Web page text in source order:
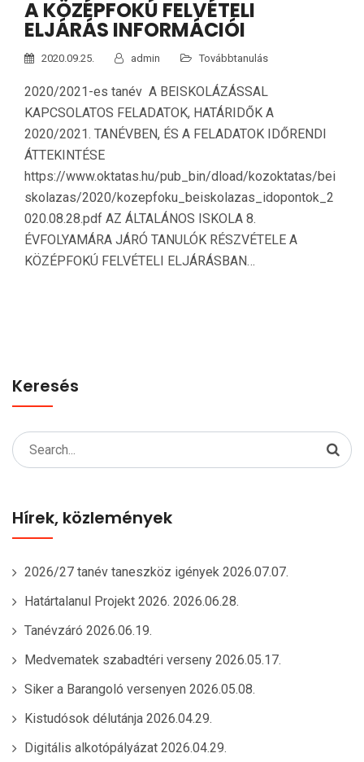
A KÖZÉPFOKÚ FELVÉTELI
ELJÁRÁS INFORMÁCIÓI
2020.09.25. admin Továbbtanulás
2020/2021-es tanév A BEISKOLÁZÁSSAL
KAPCSOLATOS FELADATOK, HATÁRIDŐK A
2020/2021. TANÉVBEN, ÉS A FELADATOK IDŐRENDI
ÁTTEKINTÉSE
https://www.oktatas.hu/pub_bin/dload/kozoktatas/bei
skolazas/2020/kozepfoku_beiskolazas_idopontok_2
020.08.28.pdf AZ ÁLTALÁNOS ISKOLA 8.
ÉVFOLYAMÁRA JÁRÓ TANULÓK RÉSZVÉTELE A
KÖZÉPFOKÚ FELVÉTELI ELJÁRÁSBAN…
Keresés
Search
for:
Hírek, közlemények
2026/27 tanév taneszköz igények 2026.07.07.
Határtalanul Projekt 2026. 2026.06.28.
Tanévzáró 2026.06.19.
Medvematek szabadtéri verseny 2026.05.17.
Siker a Barangoló versenyen 2026.05.08.
Kistudósok délutánja 2026.04.29.
Digitális alkotópályázat 2026.04.29.